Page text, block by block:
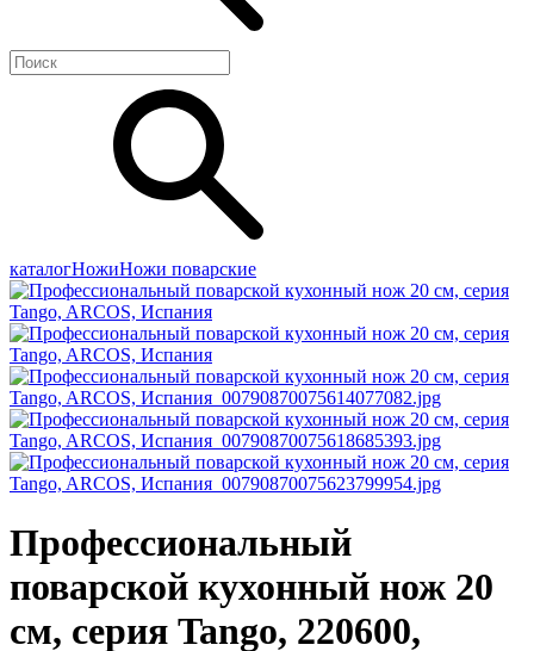
каталогНожиНожи поварские
Профессиональный
поварской кухонный нож 20
см, серия Tango, 220600,